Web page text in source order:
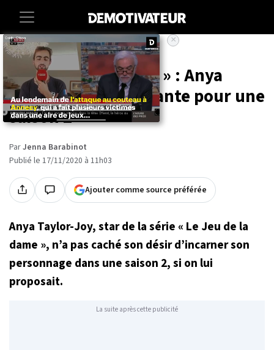
Accueil Entertainment Series
« Le Jeu de la dame » : Anya
Taylor-Joy est partante pour une
saison 2
ParJenna Barabinot
Publié le 17/11/2020 à 11h03
Ajouter comme source préférée
Anya Taylor-Joy, star de la série « Le Jeu de la
dame », n’a pas caché son désir d’incarner son
personnage dans une saison 2, si on lui
proposait.
La suite après cette publicité
×